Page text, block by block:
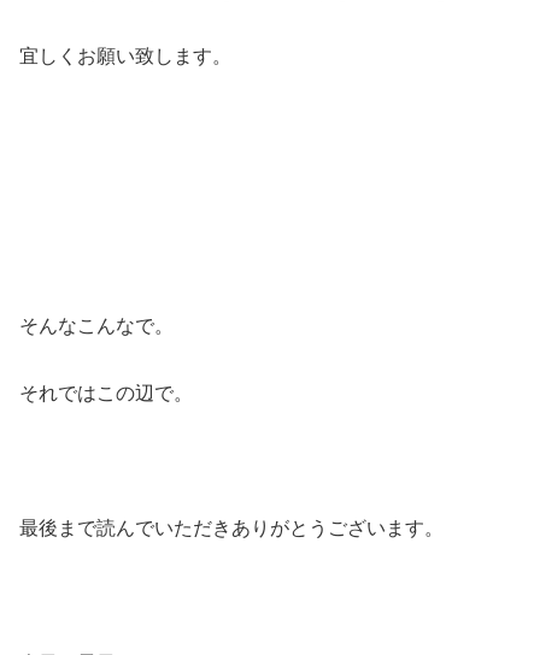
宜しくお願い致します。
そんなこんなで。
それではこの辺で。
最後まで読んでいただきありがとうございます。